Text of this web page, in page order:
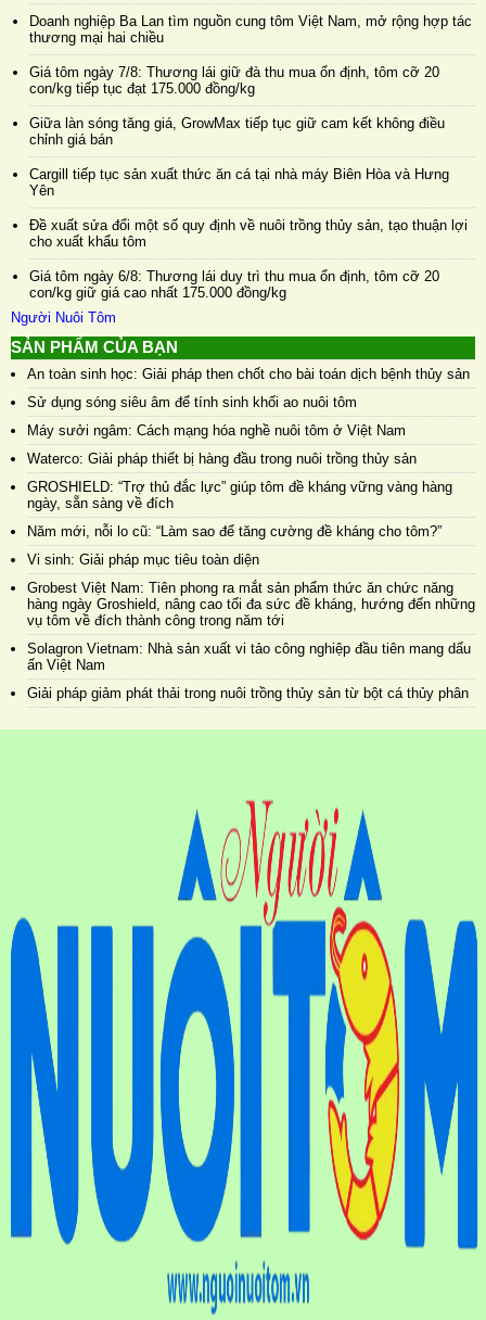
Doanh nghiệp Ba Lan tìm nguồn cung tôm Việt Nam, mở rộng hợp tác
thương mại hai chiều
Giá tôm ngày 7/8: Thương lái giữ đà thu mua ổn định, tôm cỡ 20
con/kg tiếp tục đạt 175.000 đồng/kg
Giữa làn sóng tăng giá, GrowMax tiếp tục giữ cam kết không điều
chỉnh giá bán
Cargill tiếp tục sản xuất thức ăn cá tại nhà máy Biên Hòa và Hưng
Yên
Đề xuất sửa đổi một số quy định về nuôi trồng thủy sản, tạo thuận lợi
cho xuất khẩu tôm
Giá tôm ngày 6/8: Thương lái duy trì thu mua ổn định, tôm cỡ 20
con/kg giữ giá cao nhất 175.000 đồng/kg
Người Nuôi Tôm
SẢN PHẨM CỦA BẠN
An toàn sinh học: Giải pháp then chốt cho bài toán dịch bệnh thủy sản
Sử dụng sóng siêu âm để tính sinh khối ao nuôi tôm
Máy sưởi ngâm: Cách mạng hóa nghề nuôi tôm ở Việt Nam
Waterco: Giải pháp thiết bị hàng đầu trong nuôi trồng thủy sản
GROSHIELD: “Trợ thủ đắc lực” giúp tôm đề kháng vững vàng hàng
ngày, sẵn sàng về đích
Năm mới, nỗi lo cũ: “Làm sao để tăng cường đề kháng cho tôm?”
Vi sinh: Giải pháp mục tiêu toàn diện
Grobest Việt Nam: Tiên phong ra mắt sản phẩm thức ăn chức năng
hàng ngày Groshield, nâng cao tối đa sức đề kháng, hướng đến những
vụ tôm về đích thành công trong năm tới
Solagron Vietnam: Nhà sản xuất vi tảo công nghiệp đầu tiên mang dấu
ấn Việt Nam
Giải pháp giảm phát thải trong nuôi trồng thủy sản từ bột cá thủy phân